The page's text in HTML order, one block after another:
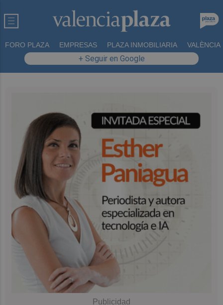
FORO PLAZA EMPRESAS PLAZA INMOBILIARIA VALÈNCIA
+ Seguir en Google